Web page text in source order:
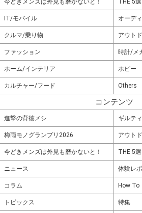
IT/モバイル オーデ
クルマ/乗り物 アウト
ファッション 時計/メ
ホーム/インテリア ホビー
カルチャー/フード Others
コンテンツ
進撃の背徳メシ ギルテ
梅雨モノグランプリ2026 アウト
今どきメンズは外見も磨かないと！ THE 5選
ニュース 体験レポ
コラム How To
トピックス 特集